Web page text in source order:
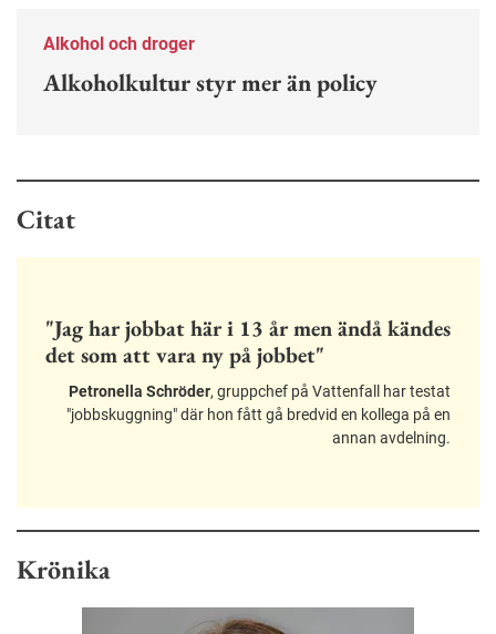
Alkohol och droger
Alkoholkultur styr mer än policy
Citat
"Jag har jobbat här i 13 år men ändå kändes
det som att vara ny på jobbet"
Petronella Schröder, gruppchef på Vattenfall har testat
"jobbskuggning" där hon fått gå bredvid en kollega på en
annan avdelning.
Krönika